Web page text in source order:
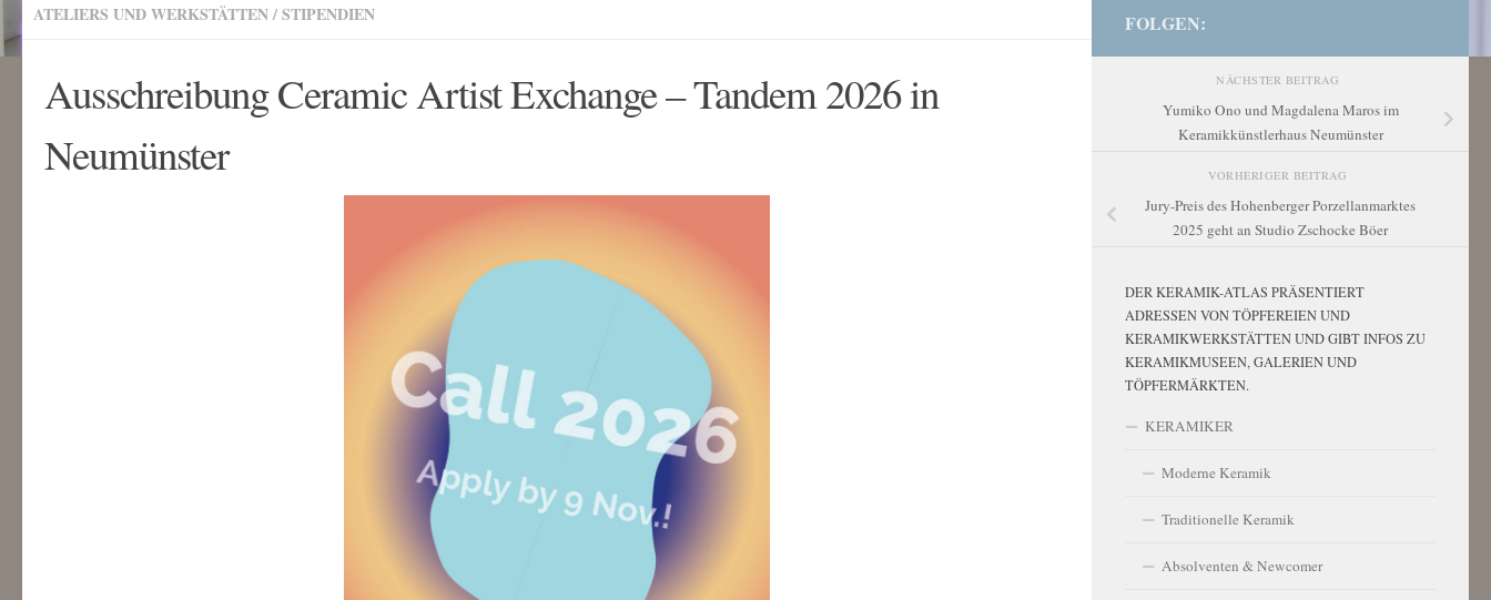
ATELIERS UND WERKSTÄTTEN/STIPENDIEN
Ausschreibung Ceramic Artist Exchange – Tandem 2026 in
Neumünster
FOLGEN:
NÄCHSTER BEITRAG
Yumiko Ono und Magdalena Maros im
Keramikkünstlerhaus Neumünster
VORHERIGER BEITRAG
Jury-Preis des Hohenberger Porzellanmarktes
2025 geht an Studio Zschocke Böer
DER KERAMIK-ATLAS PRÄSENTIERT
ADRESSEN VON TÖPFEREIEN UND
KERAMIKWERKSTÄTTEN UND GIBT INFOS ZU
KERAMIKMUSEEN, GALERIEN UND
TÖPFERMÄRKTEN.
KERAMIKER
Moderne Keramik
Traditionelle Keramik
Absolventen & Newcomer